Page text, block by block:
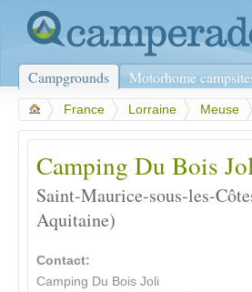
Campgrounds Motorhome
France Lorraine Meuse
Camping Du Bois
Saint-Maurice-sous-les-
Aquitaine)
Contact:
Camping Du Bois Joli